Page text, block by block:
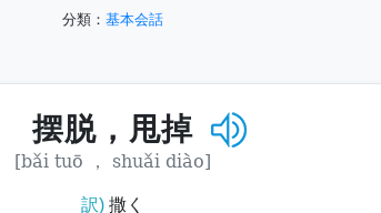
分類： 基本会話
摆脱，甩掉
[bǎi tuō ， shuǎi diào]
訳)撒く